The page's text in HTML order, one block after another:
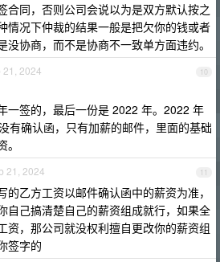
合同，否则公司会说以为是双方默认按之
情况下仲裁的结果一般是把欠你的钱或者
没协商，而不是协商不一致单方面违约。
10
21, 2024
一签的，最后一份是 2022 年。2022 年
有确认函，只有加薪的邮件，里面的基础
11
21, 2024
的乙方工资以邮件确认函中的薪资为准，
自己搞清楚自己的薪资组成就行，如果全
资，那公司就没权利擅自更改你的薪资组
签字的